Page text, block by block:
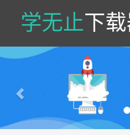
学无止下
Previous